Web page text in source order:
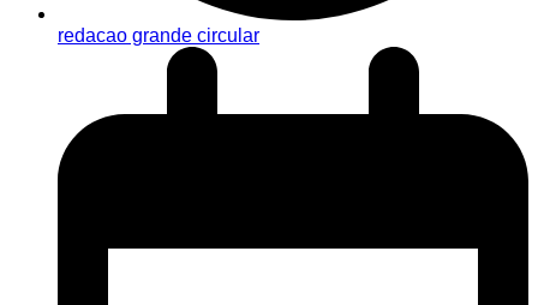
redacao grande circular